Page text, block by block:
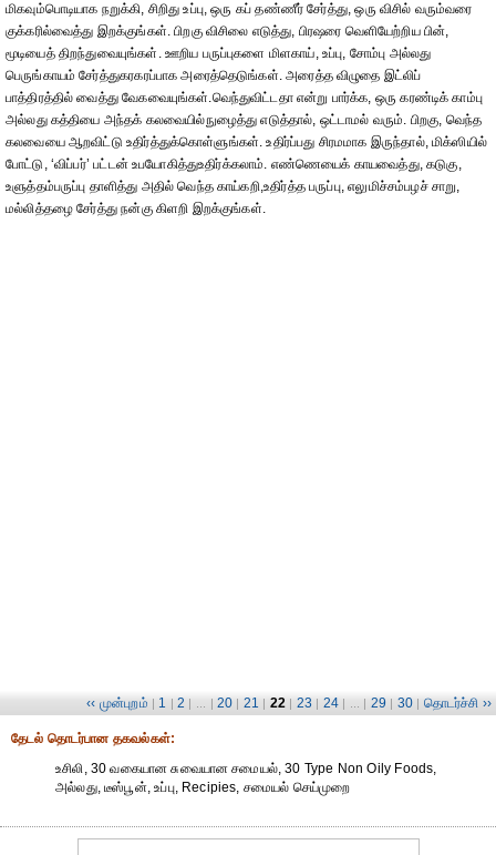
மிகவும்பொடியாக நறுக்கி, சிறிது உப்பு, ஒரு கப் தண்ணீர் சேர்த்து, ஒரு விசில் வரும்வரை
குக்கரில்வைத்து இறக்குங்கள். பிறகு விசிலை எடுத்து, பிரஷரை வெளியேற்றிய பின்,
மூடியைத் திறந்துவையுங்கள். ஊறிய பருப்புகளை மிளகாய், உப்பு, சோம்பு அல்லது
பெருங்காயம் சேர்த்துகரகரப்பாக அரைத்தெடுங்கள். அரைத்த விழுதை இட்லிப்
பாத்திரத்தில் வைத்து வேகவையுங்கள்.வெந்துவிட்டதா என்று பார்க்க, ஒரு கரண்டிக் காம்பு
அல்லது கத்தியை அந்தக் கலவையில்நுழைத்து எடுத்தால், ஒட்டாமல் வரும். பிறகு, வெந்த
கலவையை ஆறவிட்டு உதிர்த்துக்கொள்ளுங்கள். உதிர்ப்பது சிரமமாக இருந்தால், மிக்ஸியில்
போட்டு, ‘விப்பர்’ பட்டன் உபயோகித்துஉதிர்க்கலாம். எண்ணெயைக் காயவைத்து, கடுகு,
உளுத்தம்பருப்பு தாளித்து அதில் வெந்த காய்கறி,உதிர்த்த பருப்பு, எலுமிச்சம்பழச் சாறு,
மல்லித்தழை சேர்த்து நன்கு கிளறி இறக்குங்கள்.
‹‹ முன்புறம் | 1 | 2 | ... | 20 | 21 | 22 | 23 | 24 | ... | 29 | 30 | தொடர்ச்சி ››
தேட‌ல் தொட‌ர்பான தகவ‌ல்க‌ள்:
உசிலி, 30 வகையான சுவையான சமையல், 30 Type Non Oily Foods,
அல்லது, டீஸ்பூன், உப்பு, Recipies, சமையல் செய்முறை